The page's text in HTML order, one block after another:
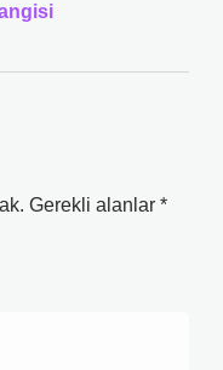
Gerekli alanlar *